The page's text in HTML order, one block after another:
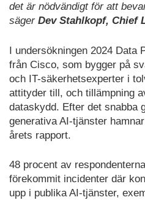
det är nödvändigt för att
sägerDev Stahlkopf, Chief
I undersökningen 2024 Data
från Cisco, som bygger på
och IT-säkerhetsexperter i
attityder till, och tillämpning
dataskydd. Efter det snabba
generativa AI-tjänster
årets rapport.
48 procent av
förekommit incidenter där
upp i publika AI-tjänster,